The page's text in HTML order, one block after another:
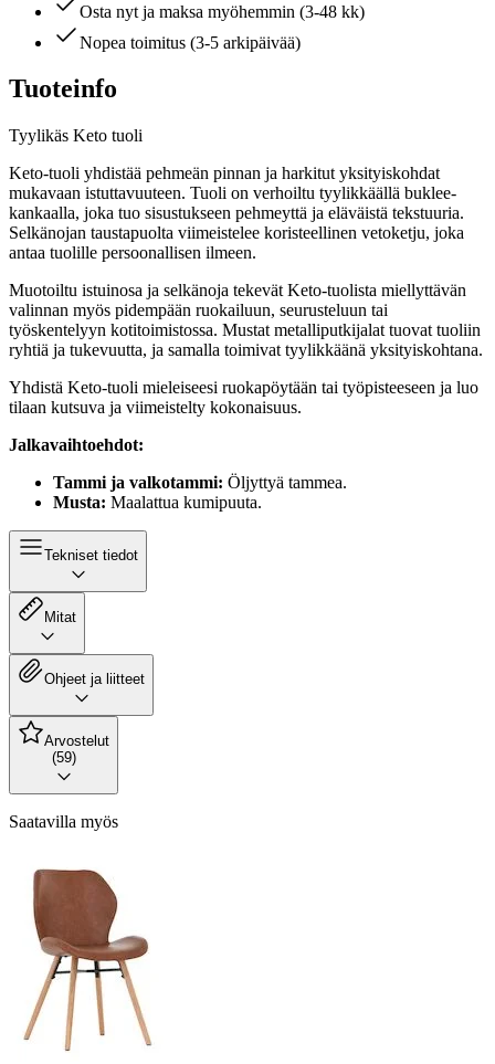
Osta nyt ja maksa myöhemmin (3-48 kk)
Nopea toimitus (3-5 arkipäivää)
Tuoteinfo
Tyylikäs Keto tuoli
Keto-tuoli yhdistää pehmeän pinnan ja harkitut yksityiskohdat
mukavaan istuttavuuteen. Tuoli on verhoiltu tyylikkäällä buklee-
kankaalla, joka tuo sisustukseen pehmeyttä ja eläväistä tekstuuria.
Selkänojan taustapuolta viimeistelee koristeellinen vetoketju, joka
antaa tuolille persoonallisen ilmeen.
Muotoiltu istuinosa ja selkänoja tekevät Keto-tuolista miellyttävän
valinnan myös pidempään ruokailuun, seurusteluun tai
työskentelyyn kotitoimistossa. Mustat metalliputkijalat tuovat tuoliin
ryhtiä ja tukevuutta, ja samalla toimivat tyylikkäänä yksityiskohtana.
Yhdistä Keto-tuoli mieleiseesi ruokapöytään tai työpisteeseen ja luo
tilaan kutsuva ja viimeistelty kokonaisuus.
Jalkavaihtoehdot:
Tammi ja valkotammi: Öljyttyä tammea.
Musta: Maalattua kumipuuta.
Tekniset tiedot
Mitat
Ohjeet ja liitteet
Arvostelut
(59)
Saatavilla myös